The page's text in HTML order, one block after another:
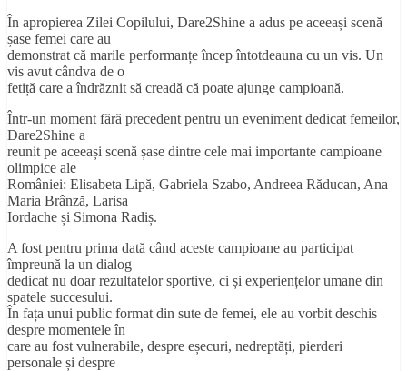
În apropierea Zilei Copilului, Dare2Shine a adus pe aceeași scenă
șase femei care au
demonstrat că marile performanțe încep întotdeauna cu un vis. Un
vis avut cândva de o
fetiță care a îndrăznit să creadă că poate ajunge campioană.
Într-un moment fără precedent pentru un eveniment dedicat femeilor,
Dare2Shine a
reunit pe aceeași scenă șase dintre cele mai importante campioane
olimpice ale
României: Elisabeta Lipă, Gabriela Szabo, Andreea Răducan, Ana
Maria Brânză, Larisa
Iordache și Simona Radiș.
A fost pentru prima dată când aceste campioane au participat
împreună la un dialog
dedicat nu doar rezultatelor sportive, ci și experiențelor umane din
spatele succesului.
În fața unui public format din sute de femei, ele au vorbit deschis
despre momentele în
care au fost vulnerabile, despre eșecuri, nedreptăți, pierderi
personale și despre